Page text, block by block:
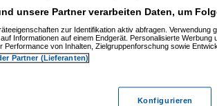
Welches ETWAS hab ihr bekommen.. (monster23am
ETWAS hab ihr bekommen.. (Diall am 23.12.2008,
ETWAS hab ihr bekommen..( Madleram 23.12.2008,
ETWAS hab ihr bekommen..(Games2Gameam
am 23.12.2008, 09:12:01)
hab ihr bekommen..
Dimmuam 23.12.2008,
ETWAS hab ihr bekommen..
Games2Gameam
unsere Partner verarbeiten Daten, um
zur Identifikation aktiv abfragen. Verwendung
Informationen auf einem Endgerät. Personalisierte Werbung
Performance von Inhalten, Zielgruppenforschung sowie
Partner (Lieferanten)
Konfigurieren